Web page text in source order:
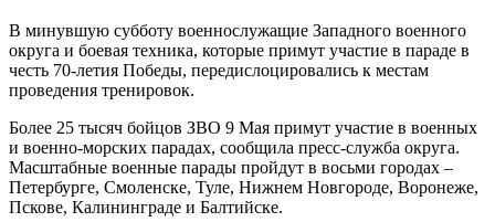
В минувшую субботу военнослужащие Западного военного
округа и боевая техника, которые примут участие в параде в
честь 70-летия Победы, передислоцировались к местам
проведения тренировок.
Более 25 тысяч бойцов ЗВО 9 Мая примут участие в военных
и военно-морских парадах, сообщила пресс-служба округа.
Масштабные военные парады пройдут в восьми городах –
Петербурге, Смоленске, Туле, Нижнем Новгороде, Воронеже,
Пскове, Калининграде и Балтийске.